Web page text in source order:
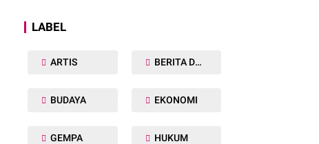
LABEL
ARTIS BERITA DAERAH
BUDAYA EKONOMI
GEMPA HUKUM